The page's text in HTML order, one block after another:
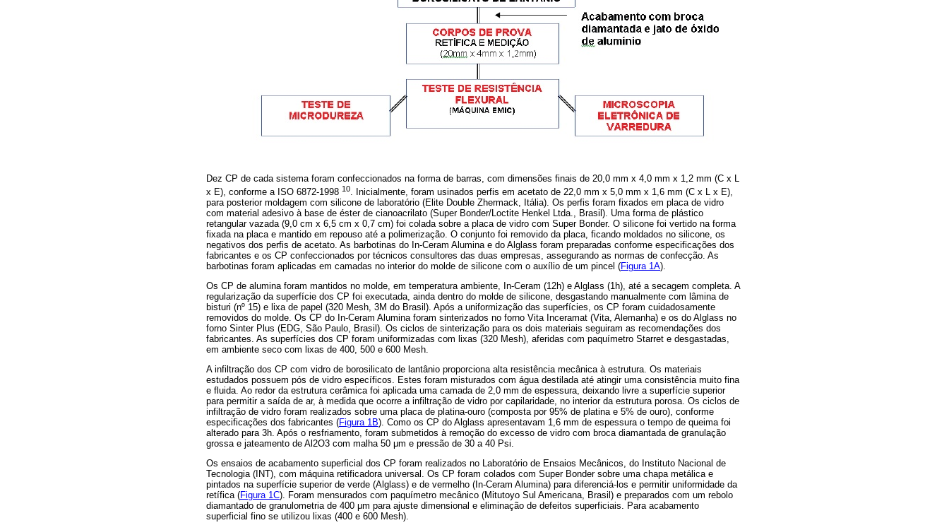
Dez CP de cada sistema foram confeccionados na forma de barras, com dimensões finais de 20,0 mm x 4,0 mm x 1,2 mm (C x L
x E), conforme a ISO 6872-1998 10
. Inicialmente, foram usinados perfis em acetato de 22,0 mm x 5,0 mm x 1,6 mm (C x L x E),
para posterior moldagem com silicone de laboratório (Elite Double Zhermack, Itália). Os perfis foram fixados em placa de vidro
com material adesivo à base de éster de cianoacrilato (Super Bonder/Loctite Henkel Ltda., Brasil). Uma forma de plástico
retangular vazada (9,0 cm x 6,5 cm x 0,7 cm) foi colada sobre a placa de vidro com Super Bonder. O silicone foi vertido na forma
fixada na placa e mantido em repouso até a polimerização. O conjunto foi removido da placa, ficando moldados no silicone, os
negativos dos perfis de acetato. As barbotinas do In-Ceram Alumina e do Alglass foram preparadas conforme especificações dos
fabricantes e os CP confeccionados por técnicos consultores das duas empresas, assegurando as normas de confecção. As
barbotinas foram aplicadas em camadas no interior do molde de silicone com o auxílio de um pincel (Figura 1A).
Os CP de alumina foram mantidos no molde, em temperatura ambiente, In-Ceram (12h) e Alglass (1h), até a secagem completa. A
regularização da superfície dos CP foi executada, ainda dentro do molde de silicone, desgastando manualmente com lâmina de
bisturi (nº 15) e lixa de papel (320 Mesh, 3M do Brasil). Após a uniformização das superfícies, os CP foram cuidadosamente
removidos do molde. Os CP do In-Ceram Alumina foram sinterizados no forno Vita Inceramat (Vita, Alemanha) e os do Alglass no
forno Sinter Plus (EDG, São Paulo, Brasil). Os ciclos de sinterização para os dois materiais seguiram as recomendações dos
fabricantes. As superfícies dos CP foram uniformizadas com lixas (320 Mesh), aferidas com paquímetro Starret e desgastadas,
em ambiente seco com lixas de 400, 500 e 600 Mesh.
A infiltração dos CP com vidro de borosilicato de lantânio proporciona alta resistência mecânica à estrutura. Os materiais
estudados possuem pós de vidro específicos. Estes foram misturados com água destilada até atingir uma consistência muito fina
e fluida. Ao redor da estrutura cerâmica foi aplicada uma camada de 2,0 mm de espessura, deixando livre a superfície superior
para permitir a saída de ar, à medida que ocorre a infiltração de vidro por capilaridade, no interior da estrutura porosa. Os ciclos de
infiltração de vidro foram realizados sobre uma placa de platina-ouro (composta por 95% de platina e 5% de ouro), conforme
especificações dos fabricantes (Figura 1B). Como os CP do Alglass apresentavam 1,6 mm de espessura o tempo de queima foi
alterado para 3h. Após o resfriamento, foram submetidos à remoção do excesso de vidro com broca diamantada de granulação
grossa e jateamento de Al2O3 com malha 50 μm e pressão de 30 a 40 Psi.
Os ensaios de acabamento superficial dos CP foram realizados no Laboratório de Ensaios Mecânicos, do Instituto Nacional de
Tecnologia (INT), com máquina retificadora universal. Os CP foram colados com Super Bonder sobre uma chapa metálica e
pintados na superfície superior de verde (Alglass) e de vermelho (In-Ceram Alumina) para diferenciá-los e permitir uniformidade da
retífica (Figura 1C). Foram mensurados com paquímetro mecânico (Mitutoyo Sul Americana, Brasil) e preparados com um rebolo
diamantado de granulometria de 400 μm para ajuste dimensional e eliminação de defeitos superficiais. Para acabamento
superficial fino se utilizou lixas (400 e 600 Mesh).